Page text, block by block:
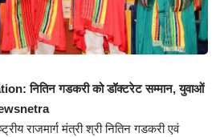
नितिन गडकरी को डॉक्टरेट सम्मान, युवाओं
राजमार्ग मंत्री श्री नितिन गडकरी एवं